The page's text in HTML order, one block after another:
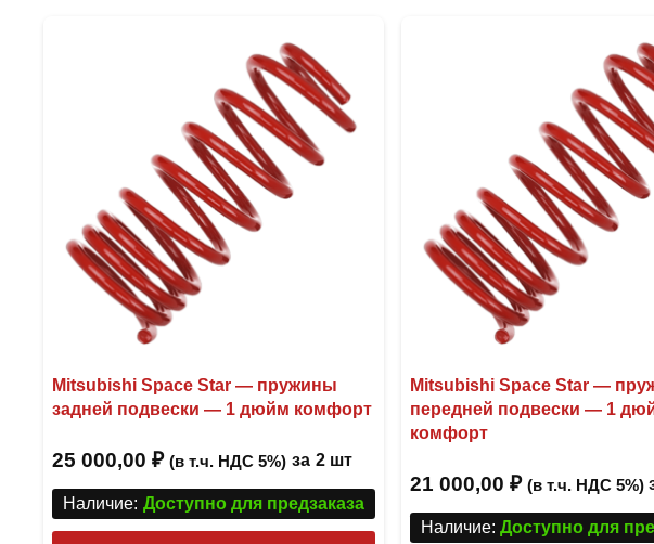
Mitsubishi Space Star — пружины
задней подвески — 1 дюйм комфорт
25 000,00 ₽ (в т.ч. НДС 5%) за 2 шт
Наличие: Доступно для предзаказа
Mitsubishi Space Star —
передней подвески — 1
комфорт
21 000,00 ₽ (в т.ч. НДС 5%)
Наличие: Доступно для